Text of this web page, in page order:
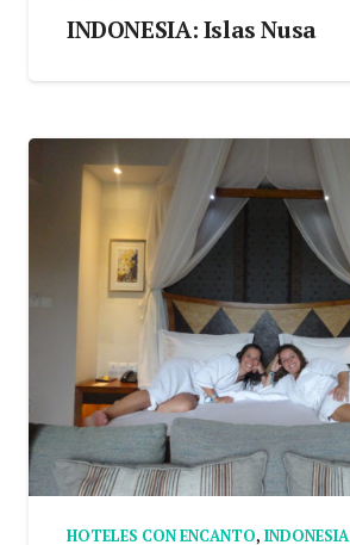
INDONESIA: Islas Nusa
HOTELES CON ENCANTO, INDONESIA